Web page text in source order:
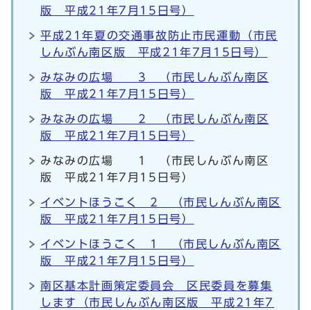
版 平成21年7月15日号）
平成21年夏の交通事故防止市民運動（市民
しんぶん南区版 平成21年7月15日号）
みなみの広場 3 （市民しんぶん南区
版 平成21年7月15日号）
みなみの広場 2 （市民しんぶん南区
版 平成21年7月15日号）
みなみの広場 1 （市民しんぶん南区
版 平成21年7月15日号）
イベントほうこく 2 （市民しんぶん南区
版 平成21年7月15日号）
イベントほうこく 1 （市民しんぶん南区
版 平成21年7月15日号）
南区基本計画策定委員会 区民委員を募集
します（市民しんぶん南区版 平成21年7